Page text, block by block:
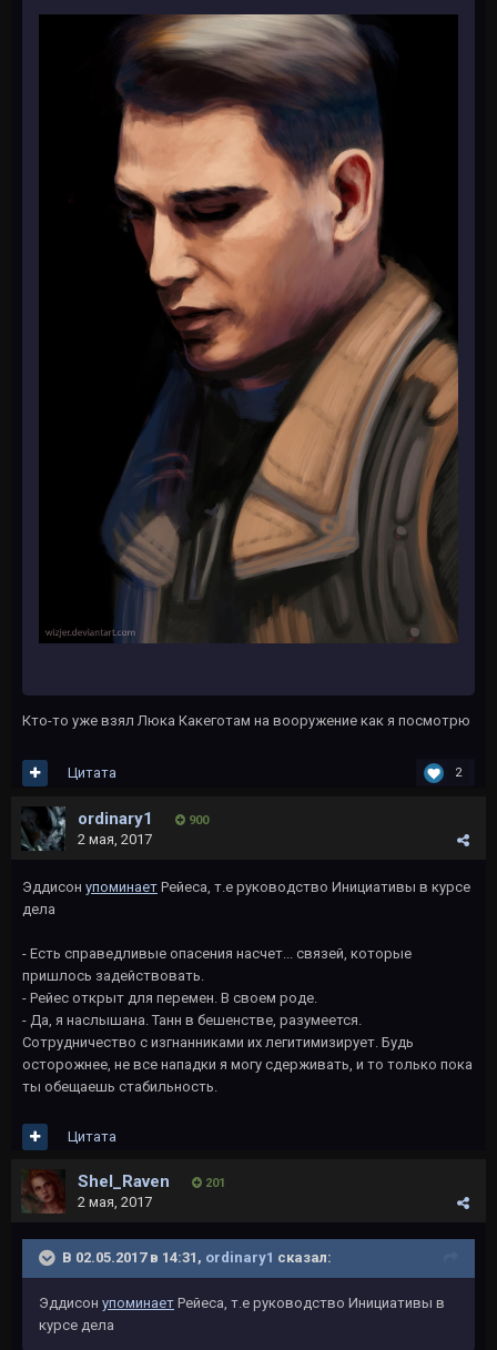
Кто-то уже взял Люка Какеготам на вооружение как я посмотрю
2
Цитата
ordinary1 900
2 мая, 2017
Эддисон упоминает Рейеса, т.е руководство Инициативы в курсе
дела
- Есть справедливые опасения насчет... связей, которые
пришлось задействовать.
- Рейес открыт для перемен. В своем роде.
- Да, я наслышана. Танн в бешенстве, разумеется.
Сотрудничество с изгнанниками их легитимизирует. Будь
осторожнее, не все нападки я могу сдерживать, и то только пока
ты обещаешь стабильность.
Цитата
Shel_Raven 201
2 мая, 2017
В 02.05.2017 в 14:31, ordinary1 сказал:
Эддисон упоминает Рейеса, т.е руководство Инициативы в
курсе дела